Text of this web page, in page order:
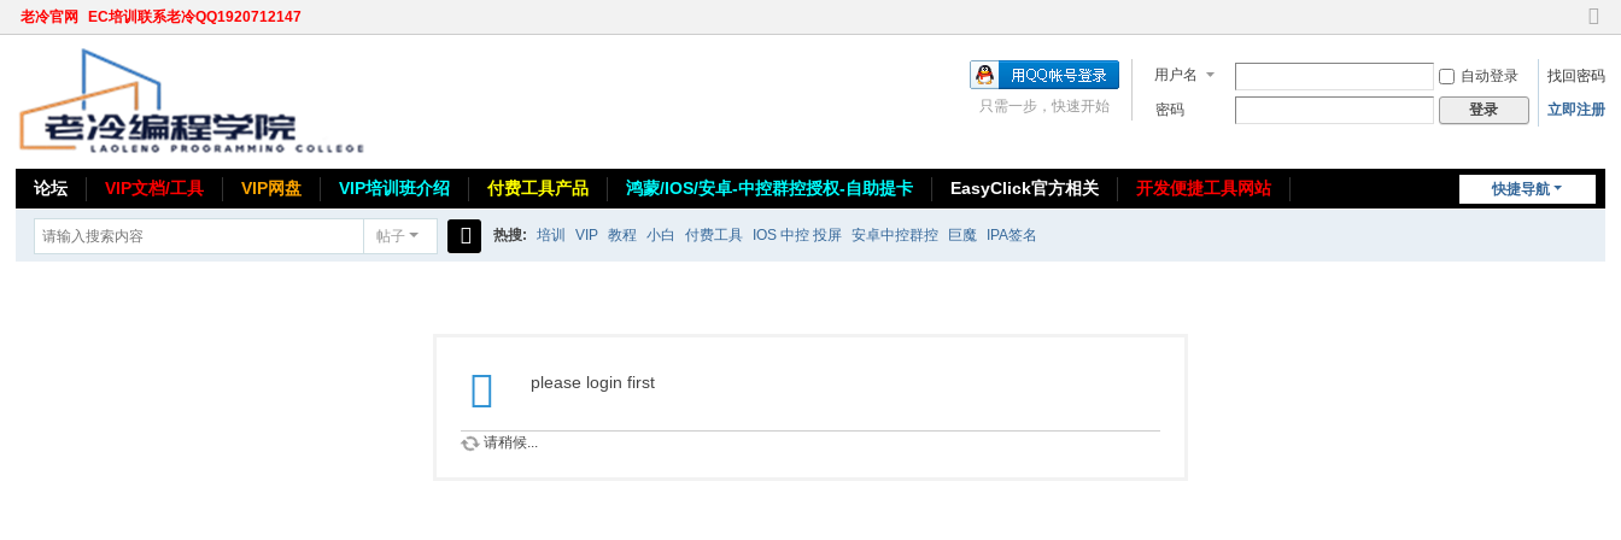
老冷官网 EC培训联系老冷QQ1920712147
切
到
窄
用户名 自动登录
找回密码
密码
登录 立即注册
只需一步，快速开始
快捷导航
论坛 VIP文档/工具 VIP网盘 VIP培训班介绍 付费工具产品 鸿蒙/IOS/安卓-中控群控授权-自助提卡 EasyClick官方相关
开发便捷工具网站
帖子 热搜: 培训 VIP 教程 小白 付费工具 IOS 中控 投屏 安卓中控群控 巨魔 IPA签名
please login first
请稍候...